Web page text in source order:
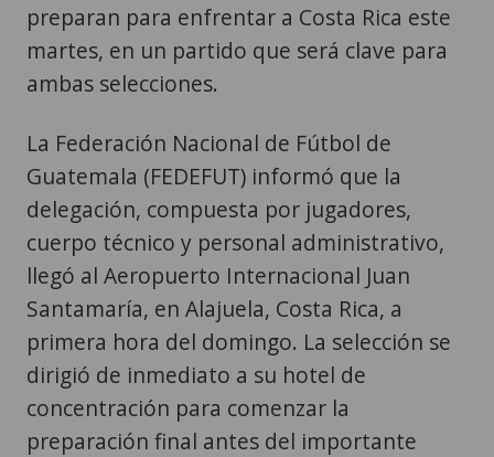
preparan para enfrentar a Costa Rica este
martes, en un partido que será clave para
ambas selecciones.
La Federación Nacional de Fútbol de
Guatemala (FEDEFUT) informó que la
delegación, compuesta por jugadores,
cuerpo técnico y personal administrativo,
llegó al Aeropuerto Internacional Juan
Santamaría, en Alajuela, Costa Rica, a
primera hora del domingo. La selección se
dirigió de inmediato a su hotel de
concentración para comenzar la
preparación final antes del importante